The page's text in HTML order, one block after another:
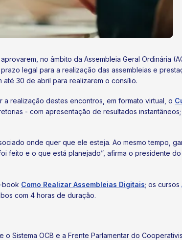
no âmbito da Assembleia Geral Ordinária
legal para a realização das assembleias e
30 de abril para realizarem o consílio.
realização destes encontros, em formato virtual, o
- com apresentação de resultados
onde quer que ele esteja. Ao mesmo tempo,
feito e o que está planejado”, afirma o presidente do
book Como Realizar Assembleias Digitais; os cursos
com 4 horas de duração.
Sistema OCB e a Frente Parlamentar do